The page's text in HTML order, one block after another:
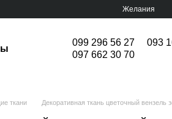
Желания
099 296 56 27
093
097 662 30 70
ткани Декоративная ткань цветочный вензель